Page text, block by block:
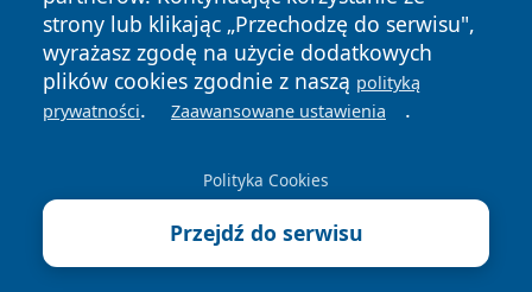
strony lub klikając „Przechodzę do serwisu",
wyrażasz zgodę na użycie dodatkowych
plików cookies zgodnie z naszą polityką
prywatności. Zaawansowane ustawienia .
Polityka Cookies
Przejdź do serwisu
News Autorzy
Prywatności
Cookies